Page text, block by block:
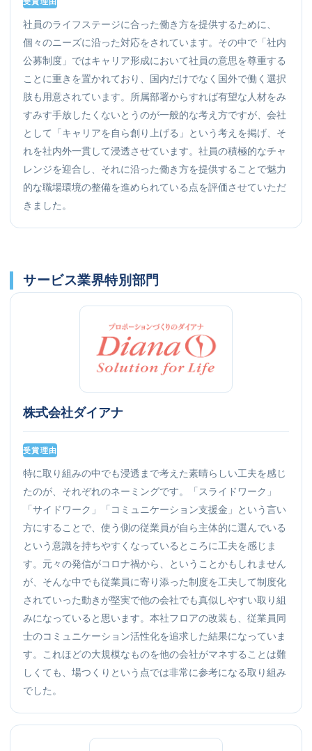
社員のライフステージに合った働き方を提供するために、
個々のニーズに沿った対応をされています。その中で「社内
公募制度」ではキャリア形成において社員の意思を尊重する
ことに重きを置かれており、国内だけでなく国外で働く選択
肢も用意されています。所属部署からすれば有望な人材をみ
すみす手放したくないとうのが一般的な考え方ですが、会社
として「キャリアを自ら創り上げる」という考えを掲げ、そ
れを社内外一貫して浸透させています。社員の積極的なチャ
レンジを迎合し、それに沿った働き方を提供することで魅力
的な職場環境の整備を進められている点を評価させていただ
きました。
サービス業界特別部門
株式会社ダイアナ
受賞理由
特に取り組みの中でも浸透まで考えた素晴らしい工夫を感じ
たのが、それぞれのネーミングです。「スライドワーク」
「サイドワーク」「コミュニケーション支援金」という言い
方にすることで、使う側の従業員が自ら主体的に選んでいる
という意識を持ちやすくなっているところに工夫を感じま
す。元々の発信がコロナ禍から、ということかもしれません
が、そんな中でも従業員に寄り添った制度を工夫して制度化
されていった動きが堅実で他の会社でも真似しやすい取り組
みになっていると思います。本社フロアの改装も、従業員同
士のコミュニケーション活性化を追求した結果になっていま
す。これほどの大規模なものを他の会社がマネすることは難
しくても、場つくりという点では非常に参考になる取り組み
でした。